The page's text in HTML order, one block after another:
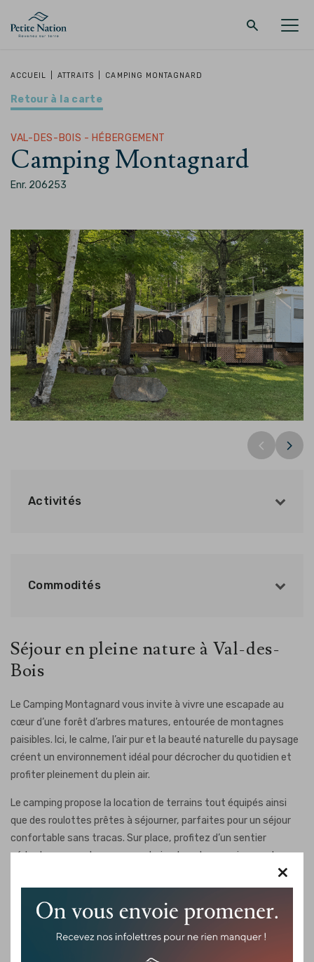
×
Retour au menu principal
LA RÉGION
Retour au menu principal
PROMENADES – QUOI FAIRE
Retour au menu principal
HÉBERGEMENT
Retour au menu principal
RESTAURANT
ACCUEIL ATTRAITS CAMPING MONTAGNARD
Retour à la carte
VAL-DES-BOIS - HÉBERGEMENT
Camping Montagnard
Enr. 206253
Activités
Commodités
Séjour en pleine nature à Val-des-
Bois
Le Camping Montagnard vous invite à vivre une escapade au
cœur d’une forêt d’arbres matures, entourée de montagnes
paisibles. Ici, le calme, l’air pur et la beauté naturelle du paysage
créent un environnement idéal pour décrocher du quotidien et
profiter pleinement du plein air.
Le camping propose la location de terrains tout équipés ainsi
que des roulottes prêtes à séjourner, parfaites pour un séjour
confortable sans tracas. Sur place, profitez d’un sentier
pédestre en montagne pour admirer la nature environnante,
puis détendez-vous dans la piscine chauffée. Un bloc sanitaire
avec douches gratuites et une buanderie payante sont
également accessibles pour votre commodité.
À moins de cinq minutes en voiture, vous trouverez casse-